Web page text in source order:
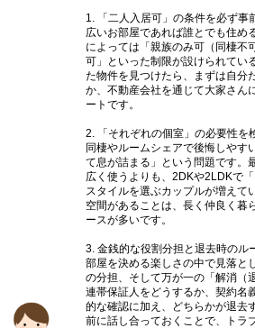
1. 「二人入居可」の条件を必ず事
広いお部屋であれば誰とでも住め
によっては「親族のみ可（同棲不
可」といった制限が設けられてい
た物件を見つけたら、まずは自分
か、不動産会社を通じて大家さん
ートです。
2. 「それぞれの個室」の必要性を
同棲やルームシェアで後悔しやす
て息が詰まる」という問題です。
広く使うよりも、2DKや2LDKで
スタイルを選ぶカップルが増えて
空間があることは、長く仲良く暮
ースが多いです。
3. 金銭的な役割分担と退去時のル
部屋を決める楽しさの中で見落と
の分担、そして万が一の「解消（
連帯保証人をどうするか、契約名
的な確認に加え、どちらかが退去
前に話し合っておくことで、トラ